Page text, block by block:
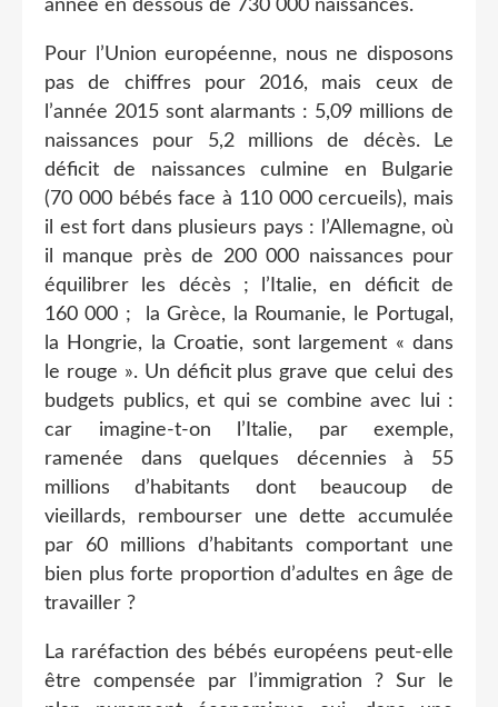
année en dessous de 730 000 naissances.
Pour l’Union européenne, nous ne disposons
pas de chiffres pour 2016, mais ceux de
l’année 2015 sont alarmants : 5,09 millions de
naissances pour 5,2 millions de décès. Le
déficit de naissances culmine en Bulgarie
(70 000 bébés face à 110 000 cercueils), mais
il est fort dans plusieurs pays : l’Allemagne, où
il manque près de 200 000 naissances pour
équilibrer les décès ; l’Italie, en déficit de
160 000 ; la Grèce, la Roumanie, le Portugal,
la Hongrie, la Croatie, sont largement « dans
le rouge ». Un déficit plus grave que celui des
budgets publics, et qui se combine avec lui :
car imagine-t-on l’Italie, par exemple,
ramenée dans quelques décennies à 55
millions d’habitants dont beaucoup de
vieillards, rembourser une dette accumulée
par 60 millions d’habitants comportant une
bien plus forte proportion d’adultes en âge de
travailler ?
La raréfaction des bébés européens peut-elle
être compensée par l’immigration ? Sur le